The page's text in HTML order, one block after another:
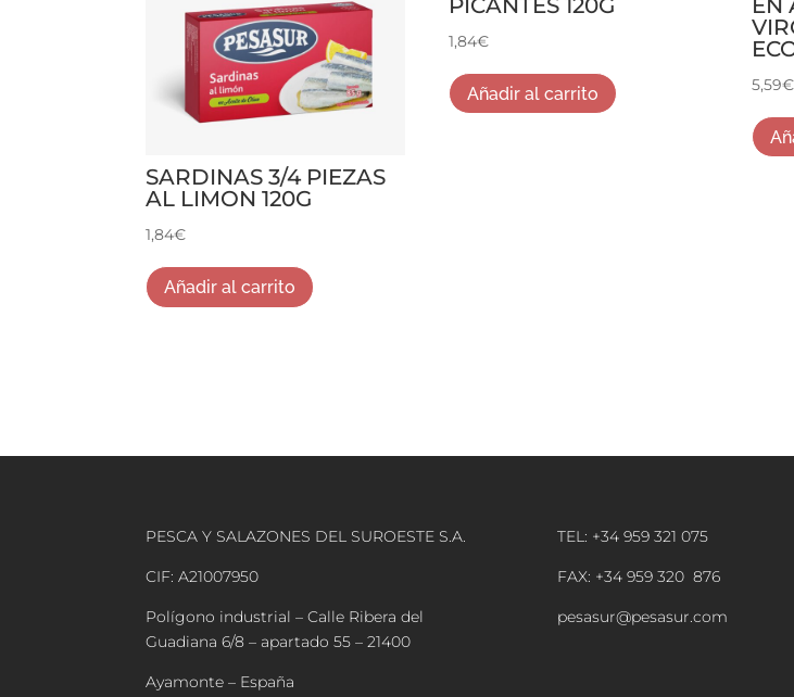
SARDINAS 3/4 PIEZAS
AL LIMON 120G
1,84€
Añadir al carrito
1,84€
Añadir al carrito 5,59€
PESCA Y SALAZONES DEL SUROESTE S.A.
CIF: A21007950
Polígono industrial – Calle Ribera del
Guadiana 6/8 – apartado 55 – 21400
Ayamonte – España
TEL: +34 959 321 075
FAX: +34 959 320 876
pesasur@pesasur.com